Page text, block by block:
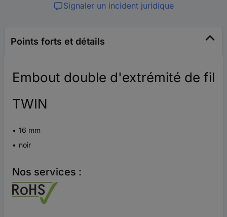
Signaler un incident juridique
Points forts et détails
Embout double d'extrémité de fil
TWIN
16 mm
noir
Nos services :